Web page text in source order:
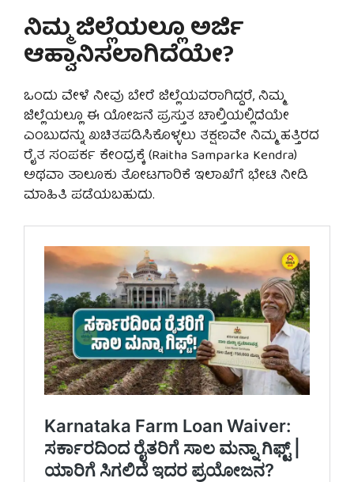
ನಿಮ್ಮ ಜಿಲ್ಲೆಯಲ್ಲೂ ಅರ್ಜಿ
ಆಹ್ವಾನಿಸಲಾಗಿದೆಯೇ?
ಒಂದು ವೇಳೆ ನೀವು ಬೇರೆ ಜಿಲ್ಲೆಯವರಾಗಿದ್ದರೆ, ನಿಮ್ಮ
ಜಿಲ್ಲೆಯಲ್ಲೂ ಈ ಯೋಜನೆ ಪ್ರಸ್ತುತ ಚಾಲ್ತಿಯಲ್ಲಿದೆಯೇ
ಎಂಬುದನ್ನು ಖಚಿತಪಡಿಸಿಕೊಳ್ಳಲು ತಕ್ಷಣವೇ ನಿಮ್ಮ ಹತ್ತಿರದ
ರೈತ ಸಂಪರ್ಕ ಕೇಂದ್ರಕ್ಕೆ (Raitha Samparka Kendra)
ಅಥವಾ ತಾಲೂಕು ತೋಟಗಾರಿಕೆ ಇಲಾಖೆಗೆ ಭೇಟಿ ನೀಡಿ
ಮಾಹಿತಿ ಪಡೆಯಬಹುದು.